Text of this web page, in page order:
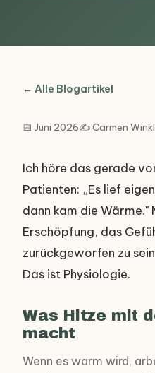
← Alle Blogartikel
📅 Juni 2026✍️ Carmen
Ich höre das gerade
Patienten: „Es lief
dann kam die Wärme."
Erschöpfung, das
zurückgeworfen zu
Das ist Physiologie.
Was Hitze mit
macht
Wenn es warm wird,